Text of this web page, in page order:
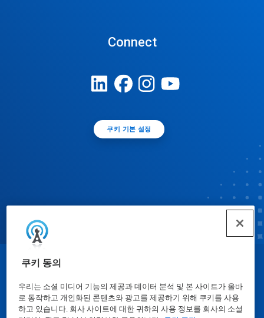
쿠키 동의
우리는 소셜 미디어 기능의 제공과 데이터 분석 및 본 사이트가 올바
로 동작하고 개인화된 콘텐츠와 광고를 제공하기 위해 쿠키를 사용
하고 있습니다. 회사 사이트에 대한 귀하의 사용 정보를 회사의 소셜
Connect
쿠키 기본 설정
물질안전보건자료표| 개인정보보호방침|이용약관